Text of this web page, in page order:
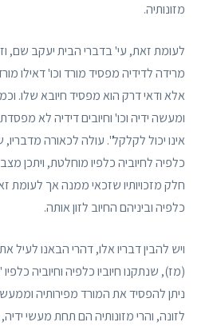
מזונותיה.
לעומת זאת, עי' בדברי הבית יעקב שם,
מרידה לדידיה מפסיד מורד וכו' דאילו
אלא ודאי דרק הוא מפסיד חיובא שלו.
ומעשה ידיה וכו' וחיובים דידיה לא
אינו יכול לקלקל". עולה לכאורה מדבריו,
כלפיה לחיוביה כלפיו מוחלטת, ויתכן
חלק מזכויותיו שזכאי ממנה אך לעומת זאת
כלפיה וביניהם החיוב לזון אותה.
ויש להבין דבריו אלו, דהרי הבאנו לעיל
(מז), שנתקנו חיוביו כלפיה וחיוביה
ניתן להפסיד את המורד מפירותיה
לזונה, והרי מזונותיה הם תחת מעשי